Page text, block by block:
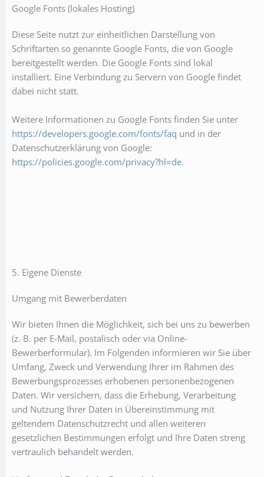
Google Fonts (lokales Hosting)
Diese Seite nutzt zur einheitlichen Darstellung von
Schriftarten so genannte Google Fonts, die von Google
bereitgestellt werden. Die Google Fonts sind lokal
installiert. Eine Verbindung zu Servern von Google findet
dabei nicht statt.
Weitere Informationen zu Google Fonts finden Sie unter
https://developers.google.com/fonts/faq und in der
Datenschutzerklärung von Google:
https://policies.google.com/privacy?hl=de.
5. Eigene Dienste
Umgang mit Bewerberdaten
Wir bieten Ihnen die Möglichkeit, sich bei uns zu bewerben
(z. B. per E-Mail, postalisch oder via Online-
Bewerberformular). Im Folgenden informieren wir Sie über
Umfang, Zweck und Verwendung Ihrer im Rahmen des
Bewerbungsprozesses erhobenen personenbezogenen
Daten. Wir versichern, dass die Erhebung, Verarbeitung
und Nutzung Ihrer Daten in Übereinstimmung mit
geltendem Datenschutzrecht und allen weiteren
gesetzlichen Bestimmungen erfolgt und Ihre Daten streng
vertraulich behandelt werden.